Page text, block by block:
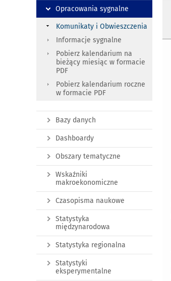
Opracowania sygnalne
Komunikaty i Obwieszczenia
Informacje sygnalne
Pobierz kalendarium na
bieżący miesiąc w formacie
PDF
Pobierz kalendarium roczne
w formacie PDF
Bazy danych
Dashboardy
Obszary tematyczne
Wskaźniki
makroekonomiczne
Czasopisma naukowe
Statystyka
międzynarodowa
Statystyka regionalna
Statystyki
eksperymentalne